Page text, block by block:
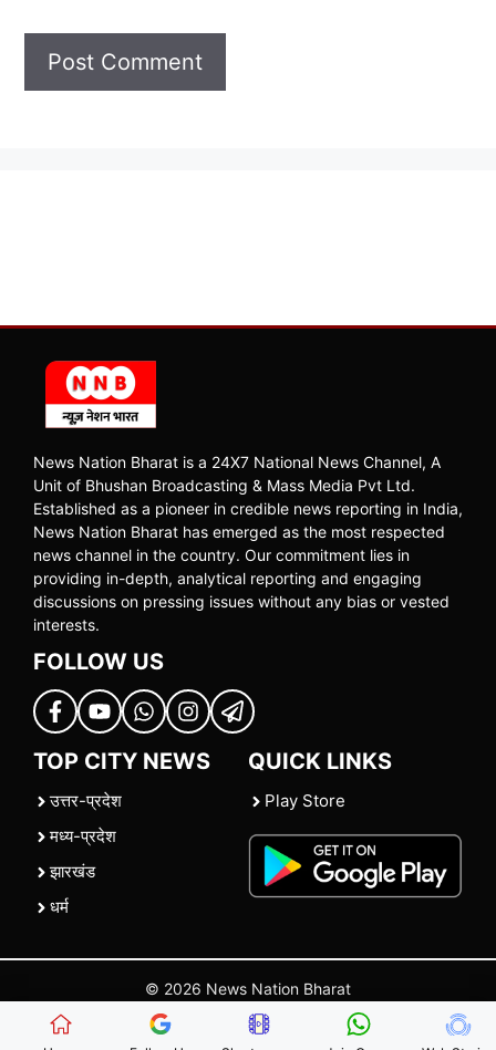
News Nation Bharat is a 24X7 National News Channel, A
Unit of Bhushan Broadcasting & Mass Media Pvt Ltd.
Established as a pioneer in credible news reporting in India,
News Nation Bharat has emerged as the most respected
news channel in the country. Our commitment lies in
providing in-depth, analytical reporting and engaging
discussions on pressing issues without any bias or vested
interests.
FOLLOW US
TOP CITY NEWS
उत्तर-प्रदेश
मध्य-प्रदेश
झारखंड
धर्म
QUICK LINKS
Play Store
© 2026 News Nation Bharat
| |Contact Us |Policies Terms and Conditions